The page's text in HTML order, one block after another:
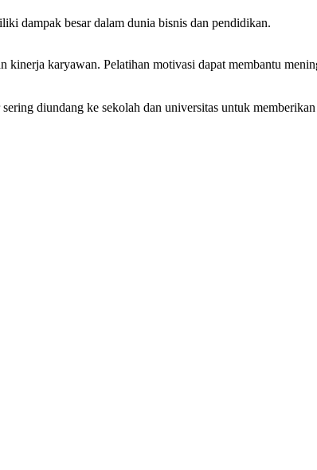
dampak besar dalam dunia bisnis dan pendidikan.
karyawan. Pelatihan motivasi dapat membantu
diundang ke sekolah dan universitas untuk